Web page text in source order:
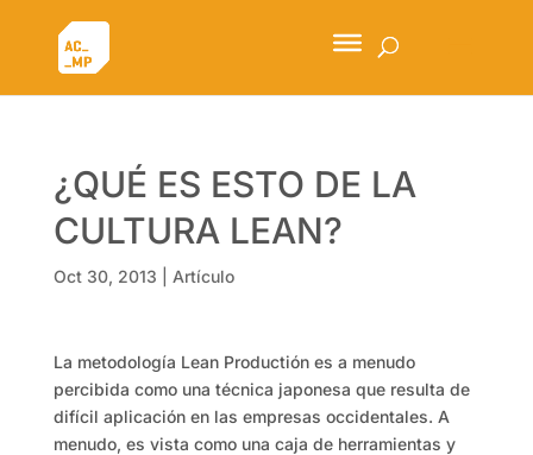
¿QUÉ ES ESTO DE LA
CULTURA LEAN?
Oct 30, 2013 Artículo
La metodología Lean Productión es a menudo
percibida como una técnica japonesa que resulta de
difícil aplicación en las empresas occidentales. A
menudo, es vista como una caja de herramientas y